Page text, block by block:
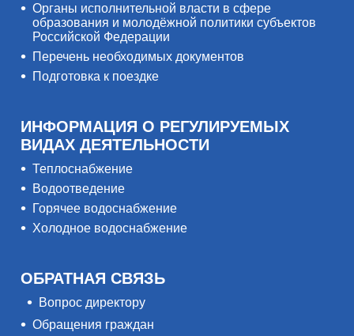
Органы исполнительной власти в сфере
образования и молодёжной политики субъектов
Российской Федерации
Перечень необходимых документов
Подготовка к поездке
ИНФОРМАЦИЯ О РЕГУЛИРУЕМЫХ
ВИДАХ ДЕЯТЕЛЬНОСТИ
Теплоснабжение
Водоотведение
Горячее водоснабжение
Холодное водоснабжение
ОБРАТНАЯ СВЯЗЬ
Вопрос директору
Обращения граждан